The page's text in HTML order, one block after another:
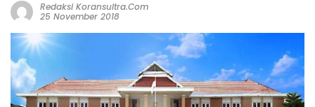
Redaksi Koransultra.com
25 November 2018